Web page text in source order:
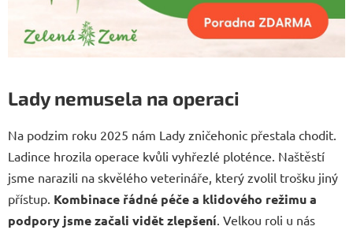
Lady nemusela na operaci
Na podzim roku 2025 nám Lady zničehonic přestala chodit.
Ladince hrozila operace kvůli vyhřezlé ploténce. Naštěstí
jsme narazili na skvělého veterináře, který zvolil trošku jiný
přístup. Kombinace řádné péče a klidového režimu a
podpory jsme začali vidět zlepšení. Velkou roli u nás